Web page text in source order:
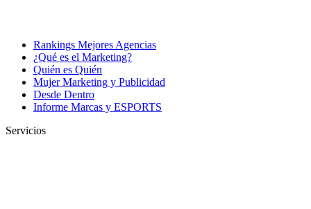
Rankings Mejores Agencias
¿Qué es el Marketing?
Quién es Quién
Mujer Marketing y Publicidad
Desde Dentro
Informe Marcas y ESPORTS
Servicios